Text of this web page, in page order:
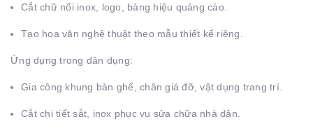
Cắt chữ nổi inox, logo, bảng hiệu quảng cáo.
Tạo hoa văn nghệ thuật theo mẫu thiết kế riêng.
Ứng dụng trong dân dụng:
Gia công khung bàn ghế, chân giá đỡ, vật dụng trang trí.
Cắt chi tiết sắt, inox phục vụ sửa chữa nhà dân.